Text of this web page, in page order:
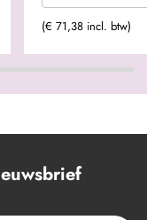
(€ 71,38 incl. btw)